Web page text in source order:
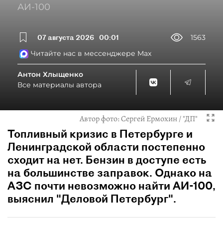
АИ-100
07 августа 2026 00:01
1563
Читайте нас в мессенджере Max
Антон Хлыщенко
Все материалы автора
Автор фото:Сергей Ермохин / "ДП"
Топливный кризис в Петербурге и
Ленинградской области постепенно
сходит на нет. Бензин в доступе есть
на большинстве заправок. Однако на
АЗС почти невозможно найти АИ-100,
выяснил "Деловой Петербург".